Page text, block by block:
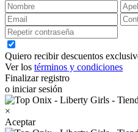
Quiero recibir descuentos
Ver los términos y condiciones
Finalizar registro
o iniciar sesión
×
Aceptar